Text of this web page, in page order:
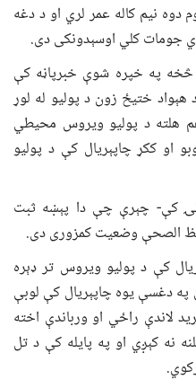
دوه نیم کاله عمر لري او د دغه
جومات کلي اوسېدونکی دی.
څخه په خپره شوې خبرپاڼه کې
ختیځ زون د پولیو له لوړ
د پولیو ویروس محیطي
او ککړ چاپېریال کې د پولیو
کې- چېرې چې دا پېښه ثبت
الصحې وضعیت کمزوری دی.
کې د پولیو ویروس تر ډېره
دغسې یوه چاپېریال کې لوبې
لاندې راځي او ورباندې اخته
نه کېږي او په پایله کې د تل